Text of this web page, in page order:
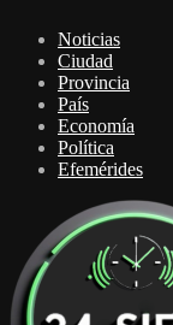
Noticias
Ciudad
Provincia
País
Economía
Política
Efemérides